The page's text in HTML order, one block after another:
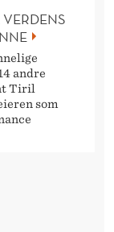
andre
Tiril
som